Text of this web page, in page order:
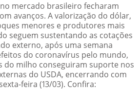
mercado brasileiro fecharam
avanços. A valorização do dólar,
menores e produtores mais
seguem sustentando as cotações
externo, após uma semana
do coronavírus pelo mundo,
do milho conseguiram suporte nos
do USDA, encerrando com
feira (13/03). Confira: